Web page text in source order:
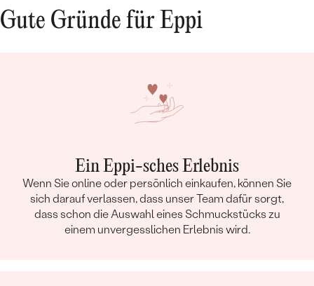
Gute Gründe für Eppi
Ein Eppi-sches Erlebnis
Wenn Sie online oder persönlich einkaufen, können Sie
sich darauf verlassen, dass unser Team dafür sorgt,
dass schon die Auswahl eines Schmuckstücks zu
einem unvergesslichen Erlebnis wird.